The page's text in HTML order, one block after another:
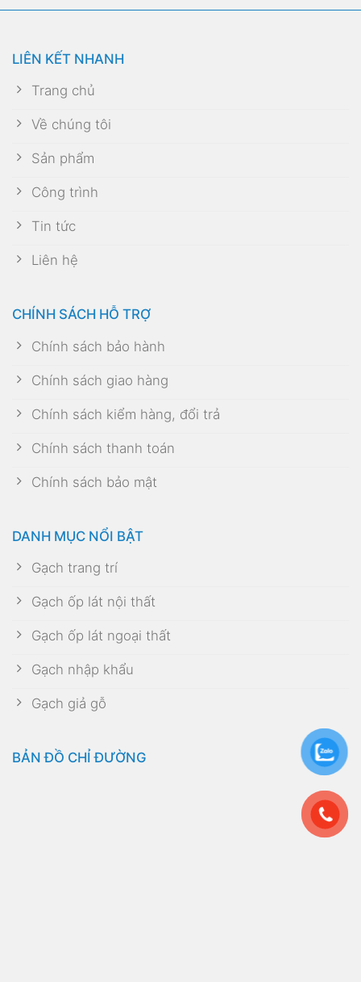
LIÊN KẾT NHANH
Trang chủ
Về chúng tôi
Sản phẩm
Công trình
Tin tức
Liên hệ
CHÍNH SÁCH HỖ TRỢ
Chính sách bảo hành
Chính sách giao hàng
Chính sách kiểm hàng, đổi trả
Chính sách thanh toán
Chính sách bảo mật
DANH MỤC NỔI BẬT
Gạch trang trí
Gạch ốp lát nội thất
Gạch ốp lát ngoại thất
Gạch nhập khẩu
Gạch giả gỗ
BẢN ĐỒ CHỈ ĐƯỜNG